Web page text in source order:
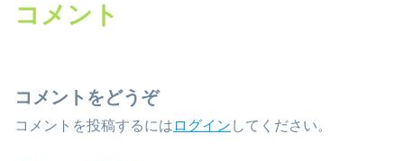
コメント
コメントをどうぞ
コメントを投稿するには ログイン してください。